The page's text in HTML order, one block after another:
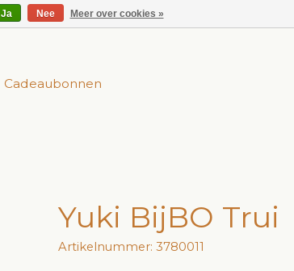
Cadeaubonnen
Yuki BijBO Trui
Artikelnummer: 3780011
Ja Nee Meer over cookies »